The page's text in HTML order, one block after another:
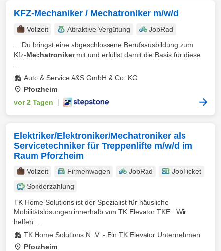
KFZ-Mechaniker / Mechatroniker m/w/d
Vollzeit Attraktive Vergütung
JobRad
... Du bringst eine abgeschlossene Berufsausbildung zum
Kfz-Mechatronikermit und erfüllst damit die Basis für diese
Auto & Service A&S GmbH & Co. KG
Pforzheim
vor 2 Tagen
Elektriker/Elektroniker/Mechatroniker als
Servicetechniker für Treppenlifte m/w/d im
Raum Pforzheim
Vollzeit Firmenwagen JobRad
JobTicket
Sonderzahlung
TK Home Solutions ist der Spezialist für häusliche
Mobilitätslösungen innerhalb von TK Elevator TKE . Wir
helfen ...
TK Home Solutions N. V. - Ein TK Elevator Unternehmen
Pforzheim